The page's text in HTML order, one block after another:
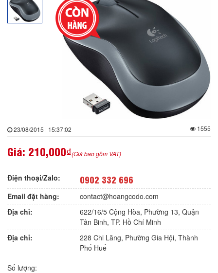
23/08/2015 | 15:37:02 1555
Giá: 210,000₫(Giá bao gồm VAT)
Điện thoại/Zalo: 0902 332 696
Email đặt hàng:
contact@hoangcodo.com
Địa chỉ:
622/16/5 Cộng Hòa, Phường 13, Quận
Tân Binh, TP. Hồ Chí Minh
Địa chỉ:
228 Chi Lăng, Phường Gia Hội, Thành
Phố Huế
Số lượng: